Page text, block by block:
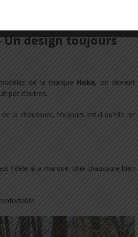
Hoka Stinson 7
Un design toujours
de la marque Hoka, on devient
par d’autres.
la chaussure, toujours est-il qu’elle ne
fidèle à la marque. Une chaussure bien